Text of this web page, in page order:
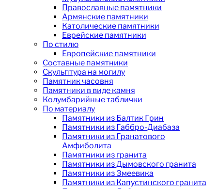
Православные памятники
Армянские памятники
Католические памятники
Еврейские памятники
По стилю
Европейские памятники
Составные памятники
Скульптура на могилу
Памятник часовня
Памятники в виде камня
Колумбарийные таблички
По материалу
Памятники из Балтик Грин
Памятники из Габбро-Диабаза
Памятники из Гранатового
Амфиболита
Памятники из гранита
Памятники из Дымовского гранита
Памятники из Змеевика
Памятники из Капустинского гранита